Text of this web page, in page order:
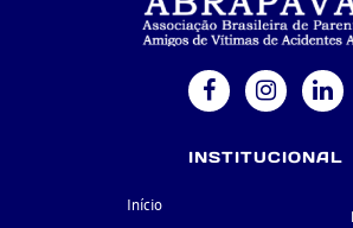
INSTITUCIONAL
Início